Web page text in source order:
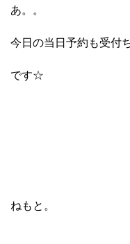
あ。。
今日の当日予約も受付
です☆
ねもと。